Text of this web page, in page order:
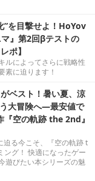
”を目撃せよ！HoYov
』第2回βテストの
ポ】
ルによってさらに戦略性
素に迫ります！
ベスト！暑い夏、涼
大冒険へ―最安値で
空の軌跡 the 2nd』
迫る今こそ、『空の軌跡 t
ング！ 快適になったゲー
遊びたい本シリーズの魅